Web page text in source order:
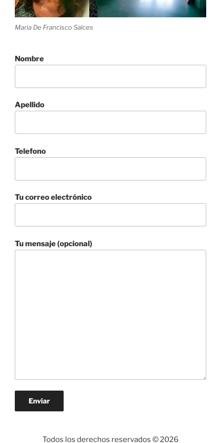
Maria De Francisco Salces
Nombre
Apellido
Telefono
Tu correo electrónico
Tu mensaje (opcional)
Todos los derechos reservados © 2026